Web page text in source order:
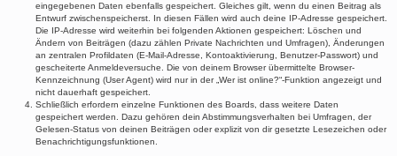
eingegebenen Daten ebenfalls gespeichert. Gleiches gilt, wenn du einen Beitrag als
Entwurf zwischenspeicherst. In diesen Fällen wird auch deine IP-Adresse gespeichert.
Die IP-Adresse wird weiterhin bei folgenden Aktionen gespeichert: Löschen und
Ändern von Beiträgen (dazu zählen Private Nachrichten und Umfragen), Änderungen
an zentralen Profildaten (E-Mail-Adresse, Kontoaktivierung, Benutzer-Passwort) und
gescheiterte Anmeldeversuche. Die von deinem Browser übermittelte Browser-
Kennzeichnung (User Agent) wird nur in der „Wer ist online?“-Funktion angezeigt und
nicht dauerhaft gespeichert.
Schließlich erfordern einzelne Funktionen des Boards, dass weitere Daten
gespeichert werden. Dazu gehören dein Abstimmungsverhalten bei Umfragen, der
Gelesen-Status von deinen Beiträgen oder explizit von dir gesetzte Lesezeichen oder
Benachrichtigungsfunktionen.